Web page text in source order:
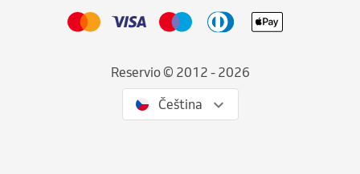
Reservio © 2012 - 2026
Čeština